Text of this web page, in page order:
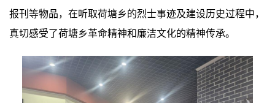
报刊等物品，在听取荷塘乡的烈士事迹及建设历史过程中，
真切感受了荷塘乡革命精神和廉洁文化的精神传承。